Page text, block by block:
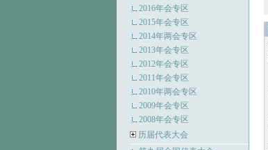
2016年会专区
2015年会专区
2014年两会专区
2013年会专区
2012年会专区
2011年会专区
2010年两会专区
2009年会专区
2008年会专区
历届代表大会